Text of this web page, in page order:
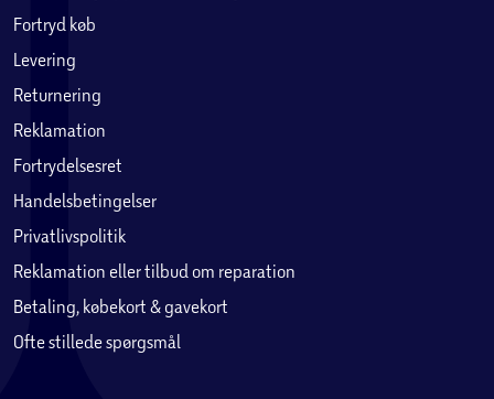
Fortryd køb
Levering
Returnering
Reklamation
Fortrydelsesret
Handelsbetingelser
Privatlivspolitik
Reklamation eller tilbud om reparation
Betaling, købekort & gavekort
Ofte stillede spørgsmål